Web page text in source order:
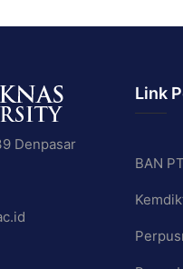
Denpasar
Link
BAN PT